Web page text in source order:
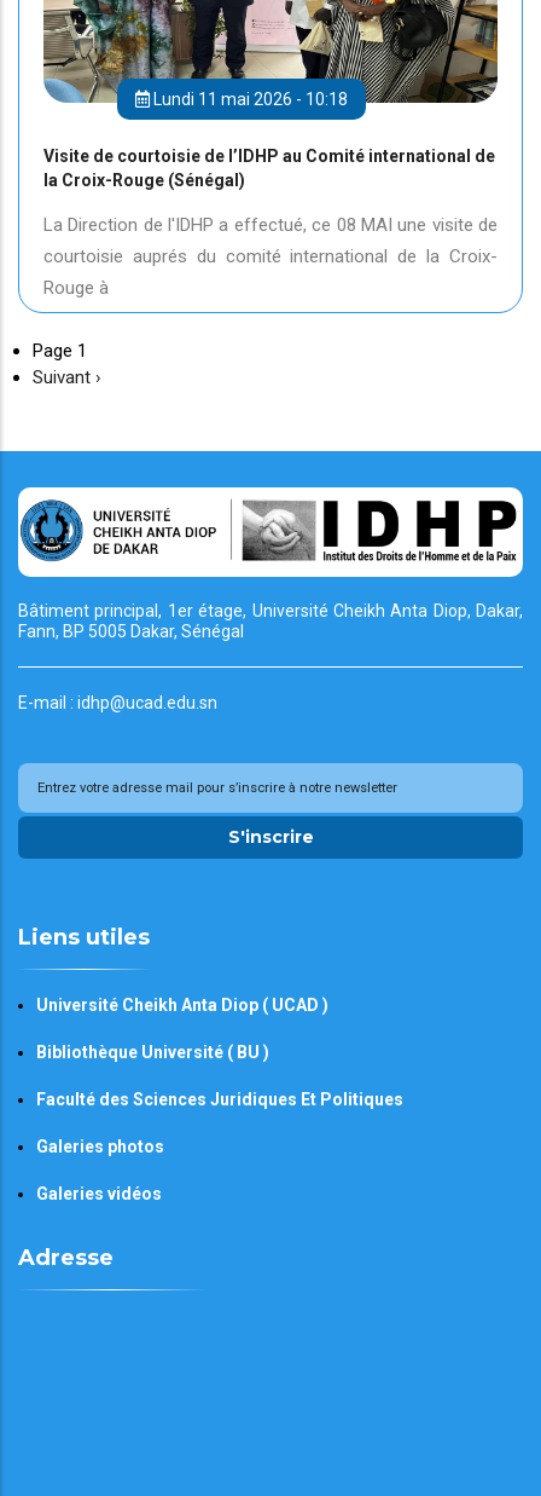
Lundi 11 mai 2026 - 10:18
Visite de courtoisie de l’IDHP au Comité international de
la Croix-Rouge (Sénégal)
La Direction de l'IDHP a effectué, ce 08 MAI une visite de
courtoisie auprés du comité international de la Croix-
Rouge à
Page 1
Page
Suivant ›
Bâtiment principal, 1er étage, Université CheikhAnta Diop, Dakar,
Fann, BP 5005 Dakar, Sénégal
E-mail : idhp@ucad.edu.sn
S'inscrire
Liens utiles
Université Cheikh Anta Diop ( UCAD )
Bibliothèque Université ( BU )
Faculté des Sciences Juridiques Et Politiques
Galeries photos
Galeries vidéos
Adresse